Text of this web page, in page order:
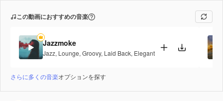
この動画におすすめの音楽
Jazzmoke
Jazz, Lounge, Groovy, Laid Back, Elegant
さらに多くの音楽オプションを探す